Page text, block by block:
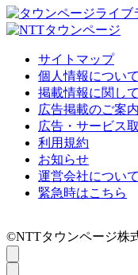
サイトマップ
個人情報について
掲載情報に関して
広告掲載のご案内
広告・サービス
利用規約
お知らせ
運営会社について
緊急時はこちら
©NTTタウンページ株